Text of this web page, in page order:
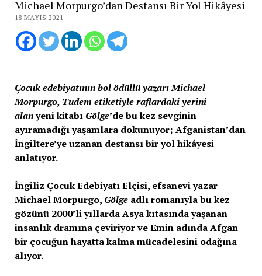
Michael Morpurgo’dan Destansı Bir Yol Hikâyesi
18 MAYIS 2021
Çocuk edebiyatının bol ödüllü yazarı Michael
Morpurgo, Tudem etiketiyle raflardaki yerini
alanyeni kitabı Gölge’de bu kez sevginin
ayıramadığı yaşamlara dokunuyor; Afganistan’dan
İngiltere’ye uzanan destansı bir yol hikâyesi
anlatıyor.
İngiliz Çocuk Edebiyatı Elçisi, efsanevi yazar
Michael Morpurgo, Gölgeadlı romanıyla bu kez
gözünü 2000’li yıllarda Asya kıtasında yaşanan
insanlık dramına çeviriyor ve Emin adında Afgan
bir çocuğun hayatta kalma mücadelesini odağına
alıyor.